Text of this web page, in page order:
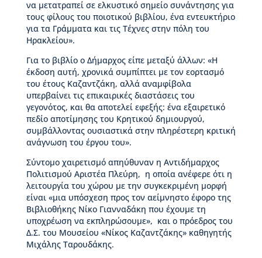
έ
ς
δ
ι
α
κ
ρ
ί
σ
ε
ι
ς
Κ
τ
ί
ρ
ι
ο
Β
ι
να μετατραπεί σε ελκυστικό σημείο συνάντησης για
τους φίλους του ποιοτικού βιβλίου, ένα εντευκτήριο
για τα Γράμματα και τις Τέχνες στην πόλη του
Ηρακλείου».
Για το βιβλίο ο Δήμαρχος είπε μεταξύ άλλων: «Η
έκδοση αυτή, χρονικά συμπίπτει με τον εορτασμό
του έτους Καζαντζάκη, αλλά αναμφίβολα
υπερβαίνει τις επικαιρικές διαστάσεις του
γεγονότος, και θα αποτελεί εφεξής: ένα εξαιρετικό
πεδίο αποτίμησης του Κρητικού δημιουργού,
συμβάλλοντας ουσιαστικά στην πληρέστερη κριτική
ανάγνωση του έργου του».
Σύντομο χαιρετισμό απηύθυναν η Αντιδήμαρχος
Πολιτισμού Αριστέα Πλεύρη, η οποία ανέφερε ότι η
λειτουργία του χώρου με την συγκεκριμένη μορφή
είναι «μια υπόσχεση προς τον αείμνηστο έφορο της
Βιβλιοθήκης Νίκο Γιανναδάκη που έχουμε τη
υποχρέωση να εκπληρώσουμε», και ο πρόεδρος του
Δ.Σ. του Μουσείου «Νίκος Καζαντζάκης» καθηγητής
Μιχάλης Ταρουδάκης.